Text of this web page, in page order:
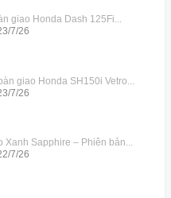
giao Honda Dash 125Fi...
7/26
giao Honda SH150i Vetro...
7/26
Xanh Sapphire – Phiên bản...
7/26